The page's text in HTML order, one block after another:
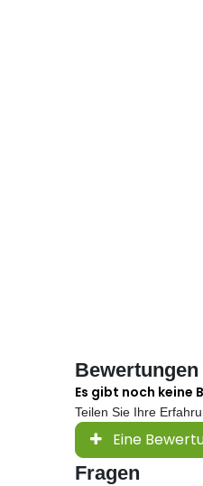
Bewertungen
Es gibt noch keine
Teilen Sie Ihre
Eine
Fragen